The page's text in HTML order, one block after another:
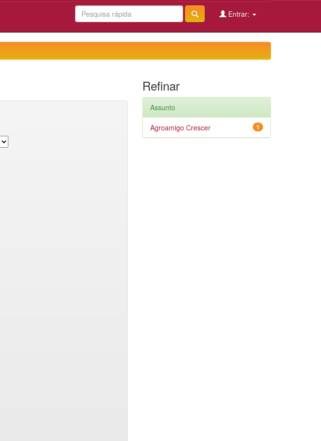
Entrar:
Refinar
Assunto
1
Agroamigo Crescer